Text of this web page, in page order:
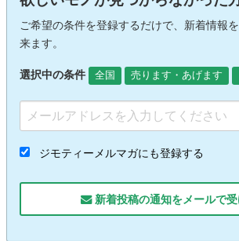
ご希望の条件を登録するだけで、新着情報
来ます。
選択中の条件 全国 売ります・あげます
ジモティーメルマガにも登録する
新着投稿の通知をメールで受